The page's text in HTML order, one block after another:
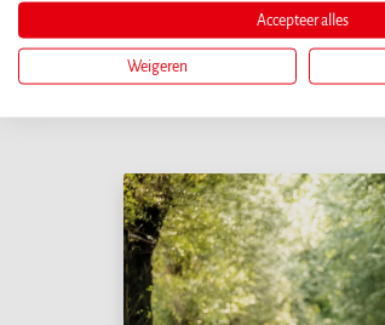
Accepteer alles
Weigeren